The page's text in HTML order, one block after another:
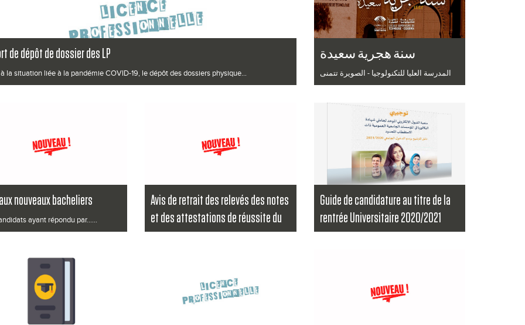
de dépôt de dossier des LP
la situation liée à la pandémie COVID-19, le dépôt des dossiers physique...
سنة هجرية سعيدة
المدرسة العليا للتكنولوجيا - الصويرة تتمنى
لكم سنة هجرية سعيدة...
nouveaux bacheliers
ayant répondu par......
Avis de retrait des relevés des notes
et des attestations de réussite du
DUT et LP
Guide de candidature au titre de la
rentrée Universitaire 2020/2021